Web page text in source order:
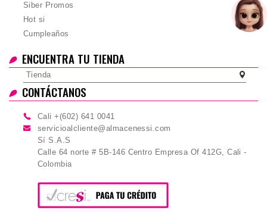
Siber Promos
Hot si
Cumpleaños
ENCUENTRA TU TIENDA
Tienda
CONTÁCTANOS
Cali +(602) 641 0041
servicioalcliente@almacenessi.com
Sí S.A.S
Calle 64 norte # 5B-146 Centro Empresa Of 412G, Cali -
Colombia